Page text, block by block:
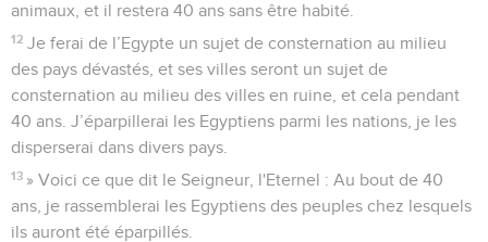
animaux, et il restera 40 ans sans être habité.
12 Je ferai de l’Egypte un sujet de consternation au milieu
des pays dévastés, et ses villes seront un sujet de
consternation au milieu des villes en ruine, et cela pendant
40 ans. J’éparpillerai les Egyptiens parmi les nations, je les
disperserai dans divers pays.
13 » Voici ce que dit le Seigneur, l'Eternel : Au bout de 40
ans, je rassemblerai les Egyptiens des peuples chez lesquels
ils auront été éparpillés.